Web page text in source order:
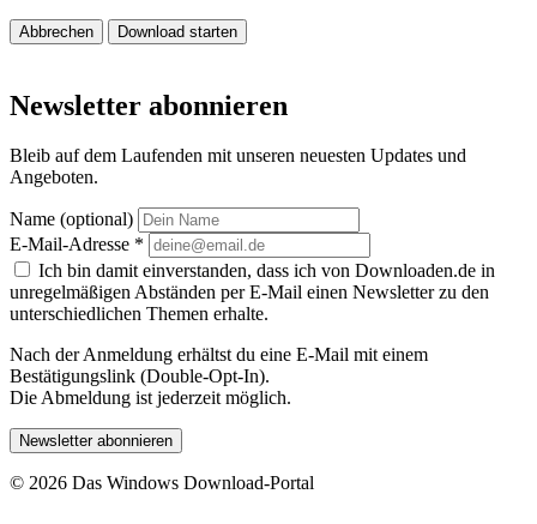
Abbrechen Download starten
Newsletter abonnieren
Bleib auf dem Laufenden mit unseren neuesten Updates und
Angeboten.
Name (optional)
E-Mail-Adresse *
Ich bin damit einverstanden, dass ich von Downloaden.de in
unregelmäßigen Abständen per E-Mail einen Newsletter zu den
unterschiedlichen Themen erhalte.
Nach der Anmeldung erhältst du eine E-Mail mit einem
Bestätigungslink (Double-Opt-In).
Die Abmeldung ist jederzeit möglich.
Newsletter abonnieren
© 2026 Das Windows Download-Portal